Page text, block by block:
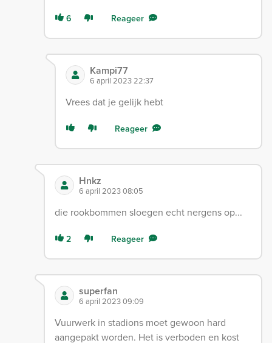
6 Reageer
Kampi77
6 april 2023 22:37
Vrees dat je gelijk hebt
Reageer
Hnkz
6 april 2023 08:05
die rookbommen sloegen echt nergens op...
2 Reageer
superfan
6 april 2023 09:09
Vuurwerk in stadions moet gewoon hard
aangepakt worden. Het is verboden en kost